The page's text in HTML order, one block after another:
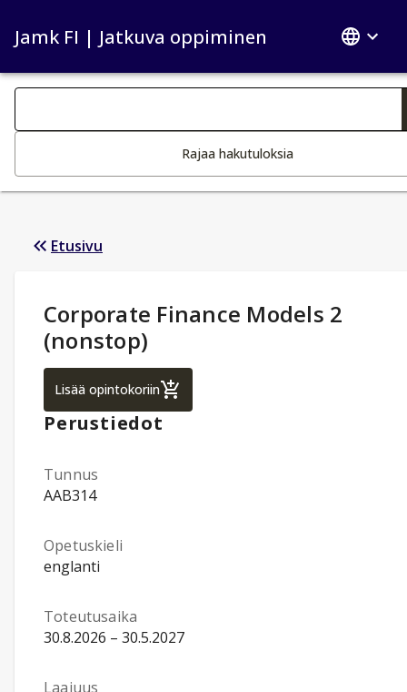
Jamk FI | Jatkuva oppiminen
Haku kategoriat
Rajaa hakutuloksia
Etusivu
Opintotiedot:
Corporate Finance Models 2
(nonstop)
Lisää opintokoriinCorporate Finance Models 2 (nonstop)
Perustiedot
Tunnus
AAB314
Opetuskieli
englanti
Toteutusaika
30.8.2026 – 30.5.2027
Laajuus